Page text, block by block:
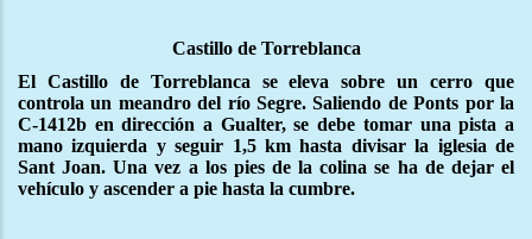
Castillo de Torreblanca
El Castillo de Torreblanca se eleva sobre un cerro que
controla un meandro del río Segre. Saliendo de Ponts por la
C-1412b en dirección a Gualter, se debe tomar una pista a
mano izquierda y seguir 1,5 km hasta divisar la iglesia de
Sant Joan. Una vez a los pies de la colina se ha de dejar el
vehículo y ascender a pie hasta la cumbre.